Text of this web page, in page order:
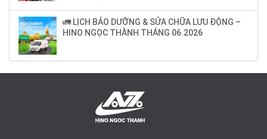
🚛 LỊCH BẢO DƯỠNG & SỬA CHỮA LƯU ĐỘNG –
HINO NGỌC THÀNH THÁNG 06.2026